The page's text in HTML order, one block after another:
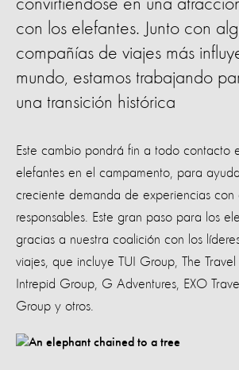
convirtiéndose en una
con los elefantes. Junto con
compañías de viajes más
mundo, estamos trabajando
una transición histórica
Este cambio pondrá fin a todo contacto
elefantes en el campamento, para
creciente demanda de experiencias con
responsables. Este gran paso para los
gracias a nuestra coalición con los
viajes, que incluye TUI Group, The
Intrepid Group, G Adventures, EXO
Group y otros.